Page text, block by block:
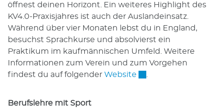
öffnest deinen Horizont. Ein weiteres Highlight des
KV4.0-Praxisjahres ist auch der Auslandeinsatz.
Während über vier Monaten lebst du in England,
besuchst Sprachkurse und absolvierst ein
Praktikum im kaufmännischen Umfeld. Weitere
Informationen zum Verein und zum Vorgehen
findest du auf folgender Website
Berufslehre mit Sport